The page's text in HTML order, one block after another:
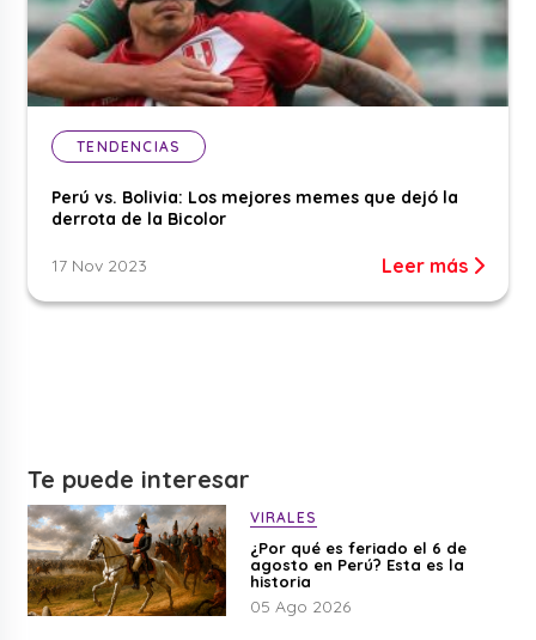
TENDENCIAS
Perú vs. Bolivia: Los mejores memes que dejó la
derrota de la Bicolor
17 Nov 2023 Leer más
Te puede interesar
VIRALES
¿Por qué es feriado el 6 de
agosto en Perú? Esta es la
historia
05 Ago 2026